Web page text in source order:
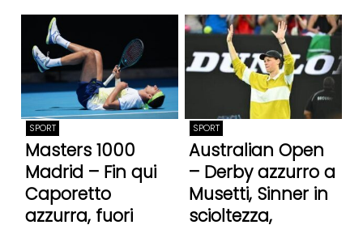
SPORT
Masters 1000
Madrid – Fin qui
Caporetto
azzurra, fuori
SPORT
Australian Open
– Derby azzurro a
Musetti, Sinner in
scioltezza,